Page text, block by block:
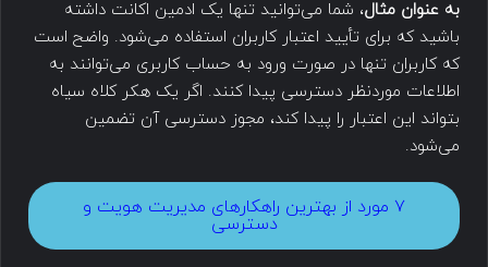
به عنوان مثال، شما می‌توانید تنها یک ادمین اکانت داشته
باشید که برای تأیید اعتبار کاربران استفاده می‌شود. واضح است
که کاربران تنها در صورت ورود به حساب کاربری می‌توانند به
اطلاعات موردنظر دسترسی پیدا کنند. اگر یک هکر کلاه سیاه
بتواند این اعتبار را پیدا کند، مجوز دسترسی آن تضمین
می‌شود.
۷ مورد از بهترین راهکارهای مدیریت هویت و
دسترسی